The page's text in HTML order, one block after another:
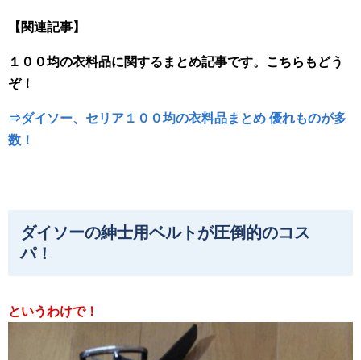
【関連記事】
１００均の衣料品に関するまとめ記事です。こちらもどう
ぞ！
⇒ダイソー、セリア１００均の衣料品まとめ 優れものが多
数！
ダイソーの紳士用ベルトが圧倒的のコス
パ！
というわけで！